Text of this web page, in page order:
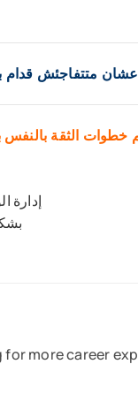
عشان متتفاجئش
خطوات الثقة
إدارة
more career